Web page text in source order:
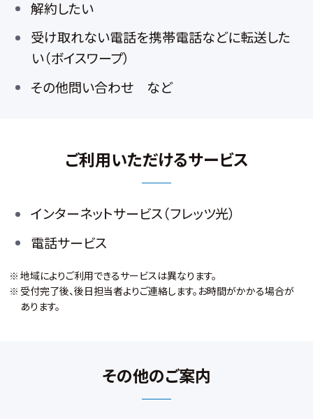
解約したい
受け取れない電話を携帯電話などに転送した
い（ボイスワープ）
その他問い合わせ など
ご利用いただけるサービス
インターネットサービス（フレッツ光）
電話サービス
地域によりご利用できるサービスは異なります。
受付完了後、後日担当者よりご連絡します。お時間がかかる場合が
あります。
その他のご案内